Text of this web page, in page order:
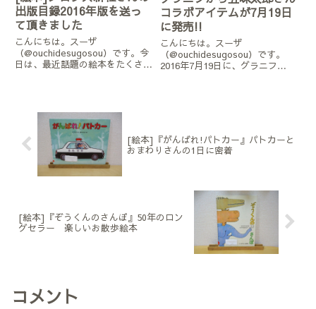
出版目録2016年版を送っ
て頂きました
こんにちは。スーザ
（@ouchidesugosou）です。今
日は、最近話題の絵本をたくさん
の出版目録2016を注文先日
Twitterを眺めていると、ブロ...
コラボアイテムが7月19日
に発売!!
こんにちは。スーザ
（@ouchidesugosou）です。
2016年7月19日に、グラニフ
[絵本]『がんばれ!パトカー』パトカーと
おまわりさんの1日に密着
[絵本]『ぞうくんのさんぽ』50年のロン
グセラー 楽しいお散歩絵本
コメント